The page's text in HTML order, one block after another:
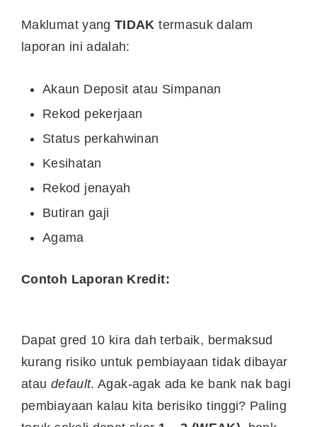
Maklumat yangTIDAKtermasuk dalam
laporan ini adalah:
Akaun Deposit atau Simpanan
Rekod pekerjaan
Status perkahwinan
Kesihatan
Rekod jenayah
Butiran gaji
Agama
Contoh Laporan Kredit:
Dapat gred 10 kira dah terbaik, bermaksud
kurang risiko untuk pembiayaan tidak dibayar
atau default. Agak-agak ada ke bank nak bagi
pembiayaan kalau kita berisiko tinggi? Paling